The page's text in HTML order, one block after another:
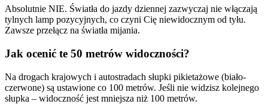
Absolutnie NIE. Światła do jazdy dziennej zazwyczaj nie włączają
tylnych lamp pozycyjnych, co czyni Cię niewidocznym od tyłu.
Zawsze przełącz na światła mijania.
Jak ocenić te 50 metrów widoczności?
Na drogach krajowych i autostradach słupki pikietażowe (biało-
czerwone) są ustawione co 100 metrów. Jeśli nie widzisz kolejnego
słupka – widoczność jest mniejsza niż 100 metrów.